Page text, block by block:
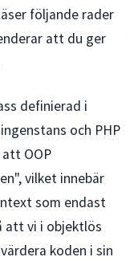
följande rader
att du ger
definierad i
och PHP
OOP
vilket innebär
som endast
att vi i objektlös
koden i sin